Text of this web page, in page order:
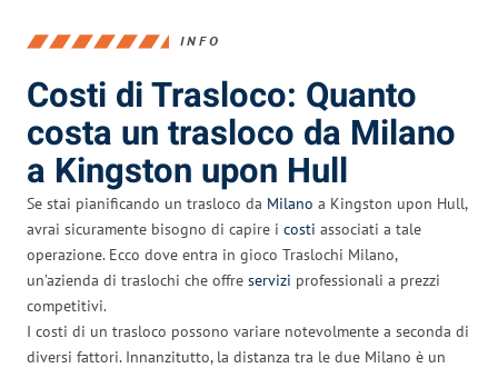
INFO
Costi di Trasloco: Quanto
costa un trasloco da Milano
a Kingston upon Hull
Se stai pianificando un trasloco da Milano a Kingston upon Hull,
avrai sicuramente bisogno di capire i costi associati a tale
operazione. Ecco dove entra in gioco Traslochi Milano,
un’azienda di traslochi che offre servizi professionali a prezzi
competitivi.
I costi di un trasloco possono variare notevolmente a seconda di
diversi fattori. Innanzitutto, la distanza tra le due Milano è un